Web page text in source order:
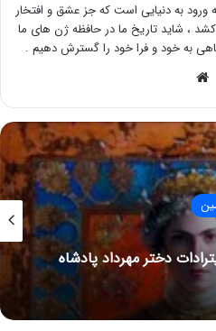
ورود به دنیایی است که جز عشق و افتخار
، شاید تاریخ ما در حافظه ژن های ما
به خود و فرا خود را گسترش دهیم .
دختر مهرداد پادشاه